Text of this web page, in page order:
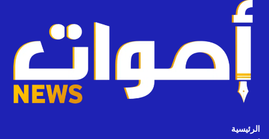
الرئيسية